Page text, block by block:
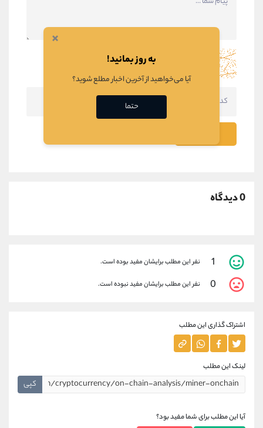
0 دیدگاه
1 نفر این مطلب برایشان مفید بوده است.
0 نفر این مطلب برایشان مفید نبوده است.
اشتراک گذاری این مطلب
لینک این مطلب
کپی
آیا این مطلب برای شما مفید بود؟
×
به روز بمانید!
آیا می‌خواهید از آخرین اخبار مطلع شوید؟
حتما